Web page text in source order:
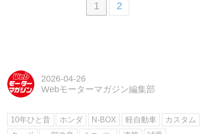
1 2
2026-04-26
Webモーターマガジン編集部
10年ひと昔 ホンダ N-BOX 軽自動車
カスタム